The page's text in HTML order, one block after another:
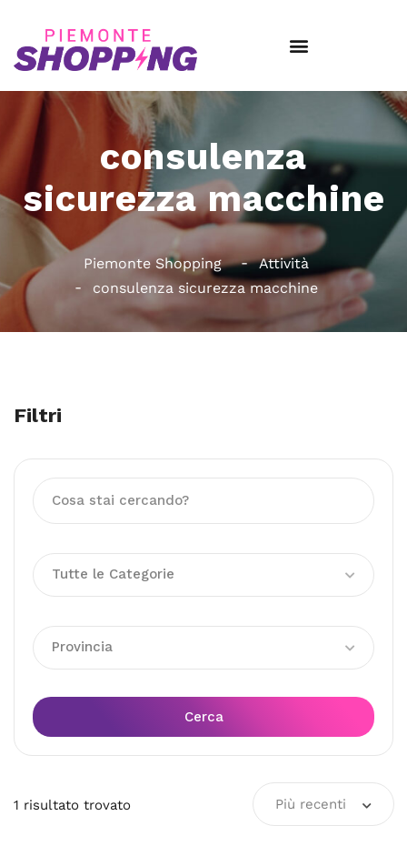
consulenza
sicurezza macchine
Piemonte Shopping
Attività
consulenza sicurezza macchine
Filtri
Tutte le Categorie
Provincia
Cerca
1 risultato trovato Più recenti